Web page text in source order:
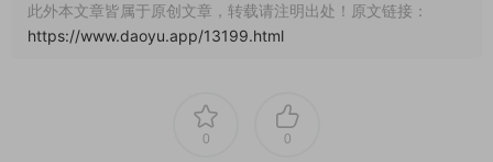
此外本文章皆属于原创文章，转载请注明出处！原文链接：
https://www.daoyu.app/13199.html
0 0